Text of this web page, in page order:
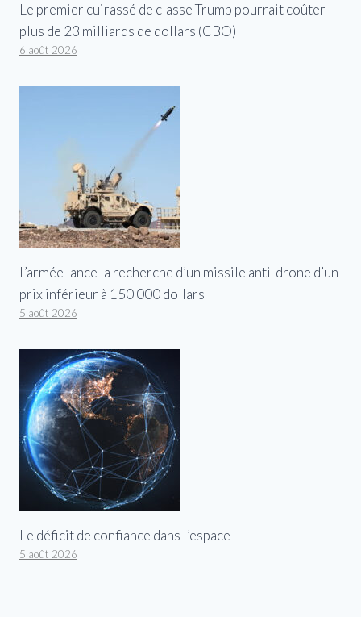
Le premier cuirassé de classe Trump pourrait coûter
plus de 23 milliards de dollars (CBO)
6 août 2026
L’armée lance la recherche d’un missile anti-drone d’un
prix inférieur à 150 000 dollars
5 août 2026
Le déficit de confiance dans l’espace
5 août 2026